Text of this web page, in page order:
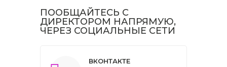
ПООБЩАЙТЕСЬ С
ДИРЕКТОРОМ НАПРЯМУЮ,
ЧЕРЕЗ СОЦИАЛЬНЫЕ СЕТИ
ВКОНТАКТЕ